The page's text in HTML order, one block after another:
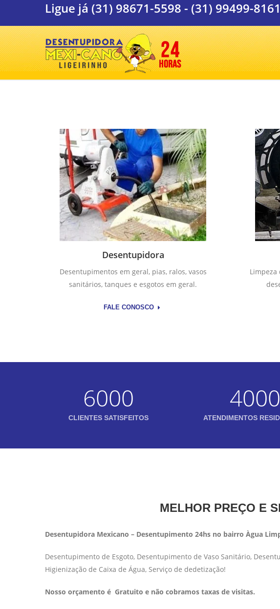
Ligue já (31) 98671-5598 - (31) 99499-8161
Desentupidora
Desentupimentos em geral, pias, ralos, vasos
sanitários, tanques e esgotos em geral.
FALE CONOSCO
Limpeza
6000
CLIENTES SATISFEITOS
4000
ATENDIMENTOS
MELHOR PREÇO E
Desentupidora Mexicano – Desentupimento 24hs no bairro Àgua
Desentupimento de Esgoto, Desentupimento de Vaso Sanitário,
Higienização de Caixa de Água, Serviço de dedetização!
Nosso orçamento é Gratuito e não cobramos taxas de visitas.